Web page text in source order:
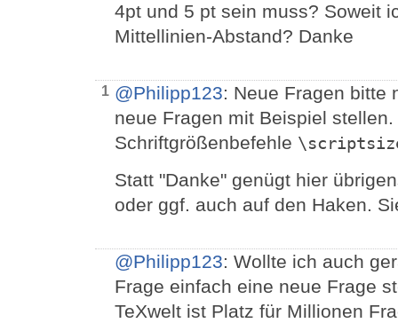
4pt und 5 pt sein muss? Soweit
Mittellinien-Abstand? Danke
1 @Philipp123: Neue Fragen bitte
neue Fragen mit Beispiel
Schriftgrößenbefehle
Statt "Danke" genügt hier
oder ggf. auch auf den Haken.
@Philipp123: Wollte ich auch
Frage einfach eine neue Frage
TeXwelt ist Platz für Millionen